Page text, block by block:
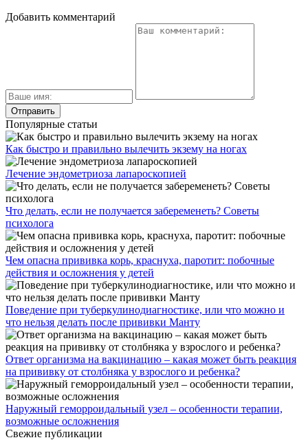
Добавить комментарий
Популярные статьи
Как быстро и правильно вылечить экзему на ногах
Лечение эндометриоза лапароскопией
Что делать, если не получается забеременеть? Советы
психолога
Чем опасна прививка корь, краснуха, паротит: побочные
действия и осложнения у детей
Поведение при туберкулинодиагностике, или что можно и
что нельзя делать после прививки Манту
Ответ организма на вакцинацию – какая может быть реакция
на прививку от столбняка у взрослого и ребенка?
Наружный геморроидальный узел – особенности терапии,
возможные осложнения
Свежие публикации